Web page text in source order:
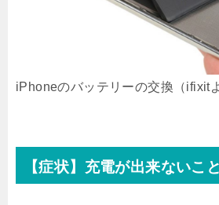
iPhoneのバッテリーの交換（ifixit
【症状】充電が出来ないこ